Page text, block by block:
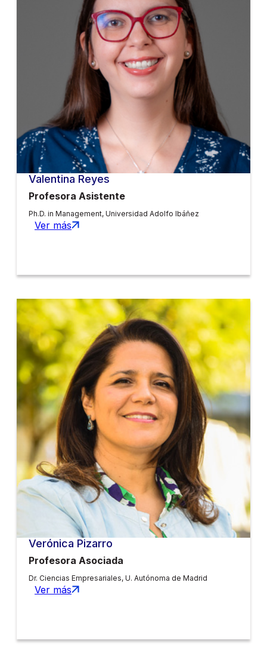
Valentina Reyes
Profesora Asistente
Ph.D. in Management, Universidad Adolfo Ibáñez
Ver más
Verónica Pizarro
Profesora Asociada
Dr. Ciencias Empresariales, U. Autónoma de Madrid
Ver más